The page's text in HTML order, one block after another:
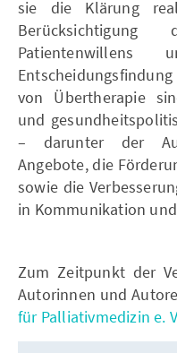
sie die Klärung
Patientenwillens
von Übertherapie
und
– darunter der
Angebote, die
sowie die
in Kommunikation
Zum Zeitpunkt der
Autorinnen und
für Palliativmedizin e.